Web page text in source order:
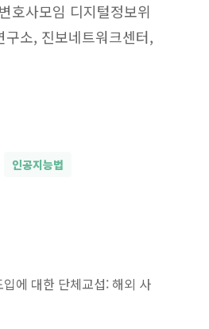
호사모임 디지털정보위
구소, 진보네트워크센터,
인공지능법
에 대한 단체교섭: 해외 사